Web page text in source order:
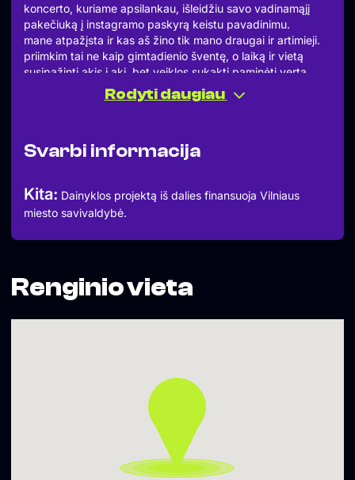
koncerto, kuriame apsilankau, išleidžiu savo vadinamąjį
pakečiuką į instagramo paskyrą keistu pavadinimu.
mane atpažįsta ir kas aš žino tik mano draugai ir artimieji.
priimkim tai ne kaip gimtadienio šventę, o laiką ir vietą
susipažinti akis į akį. bet veiklos sukaktį paminėti verta.
man tai didžiulė šventė.
kviečiu visus, kuriems artima blevyzgavotos penklinės
lauksiu jūsų <trys
Rodyti daugiau
Svarbi informacija
Kita: Dainyklos projektą iš dalies finansuoja Vilniaus
miesto savivaldybė.
Renginio vieta